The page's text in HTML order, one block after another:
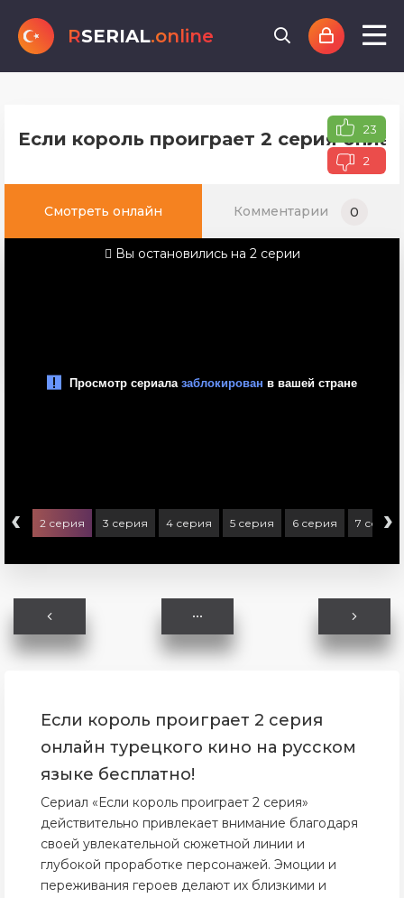
RSERIAL.online
Если король проиграет 2 серия 23
2
Смотреть онлайн Комментарии 0
Вы остановились на 2 серии
‹ 2 серия 3 серия 4 серия 5 серия 6 серия 7 серия
›
Если король проиграет 2 серия
онлайн турецкого кино на русском
языке бесплатно!
Сериал «Если король проиграет 2 серия»
действительно привлекает внимание благодаря
своей увлекательной сюжетной линии и
глубокой проработке персонажей. Эмоции и
переживания героев делают их близкими и